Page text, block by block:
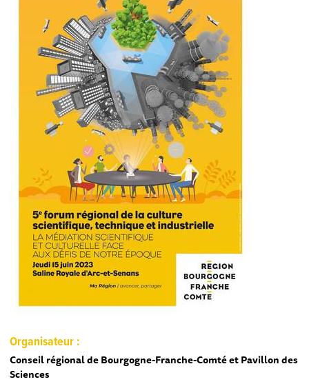
Organisateur :
Conseil régional de Bourgogne-Franche-Comté et Pavillon des
Sciences